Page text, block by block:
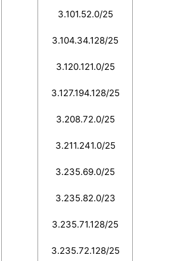
3.101.52.0/25
3.104.34.128/25
3.120.121.0/25
3.127.194.128/25
3.208.72.0/25
3.211.241.0/25
3.235.69.0/25
3.235.82.0/23
3.235.71.128/25
3.235.72.128/25